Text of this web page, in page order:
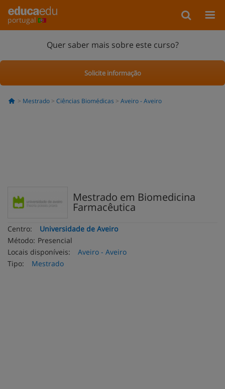
portugal
Quer saber mais sobre este curso?
Solicite informação
Mestrado Ciências Biomédicas Aveiro - Aveiro
Mestrado em Biomedicina
Farmacêutica
Centro:
Universidade de Aveiro
Método: Presencial
Locais disponíveis:
Aveiro - Aveiro
Tipo:
Mestrado